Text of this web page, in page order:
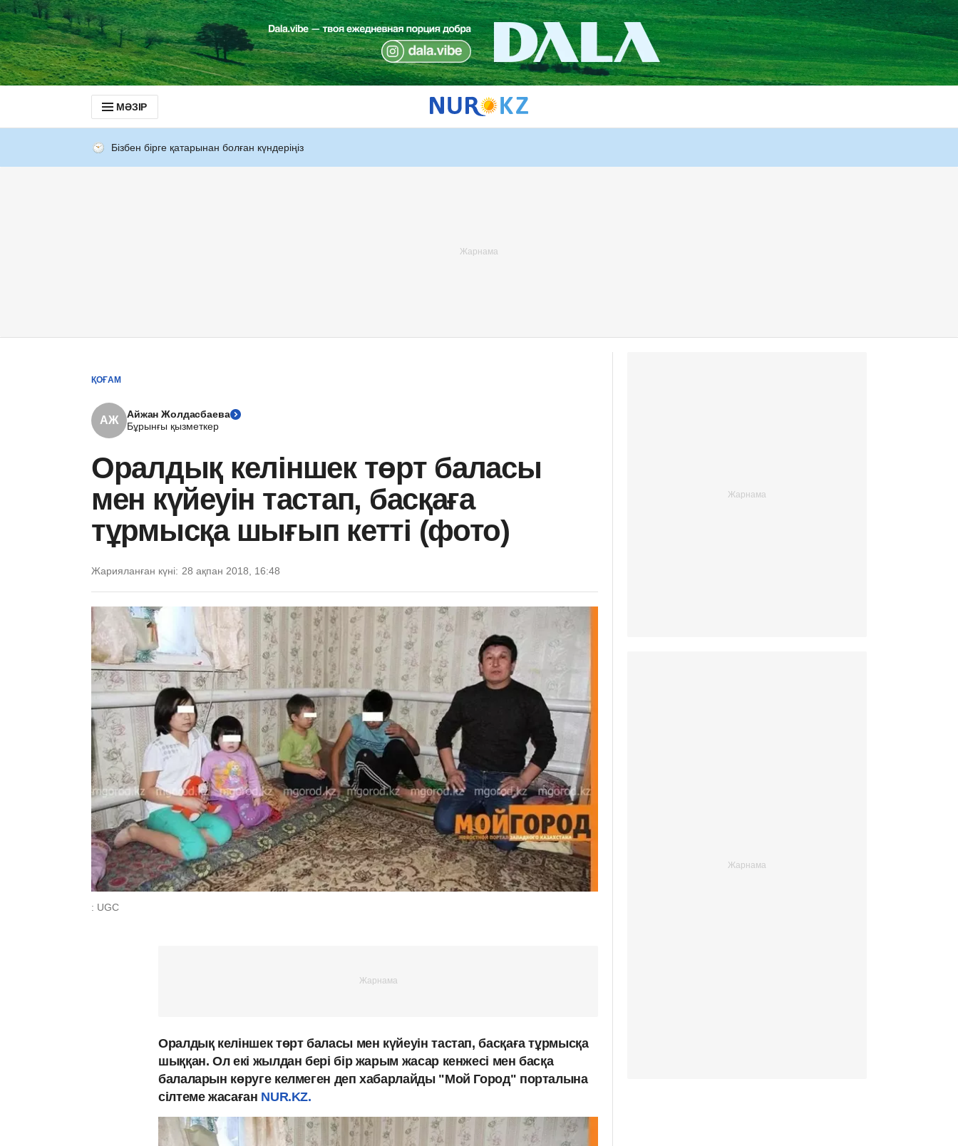
МӘЗІР
Бізбен бірге қатарынан болған күндеріңіз
ҚОҒАМ
АЖ
Айжан Жолдасбаева
Бұрынғы қызметкер
Оралдық келіншек төрт баласы
мен күйеуін тастап, басқаға
тұрмысқа шығып кетті (фото)
Жарияланған күні: 28 ақпан 2018, 16:48
: UGC
Оралдық келіншек төрт баласы мен күйеуін тастап, басқаға тұрмысқа
шыққан. Ол екі жылдан бері бір жарым жасар кенжесі мен басқа
балаларын көруге келмеген деп хабарлайды "Мой Город" порталына
сілтеме жасаған NUR.KZ.